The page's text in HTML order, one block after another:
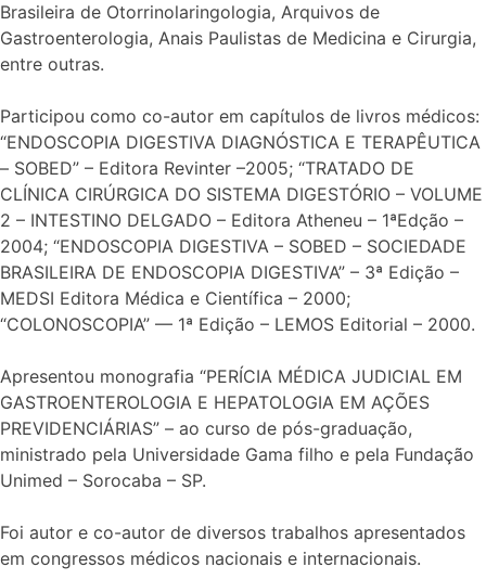
Brasileira de Otorrinolaringologia, Arquivos de
Gastroenterologia, Anais Paulistas de Medicina e Cirurgia,
entre outras.
Participou como co-autor em capítulos de livros médicos:
“ENDOSCOPIA DIGESTIVA DIAGNÓSTICA E TERAPÊUTICA
– SOBED” – Editora Revinter –2005; “TRATADO DE
CLÍNICA CIRÚRGICA DO SISTEMA DIGESTÓRIO – VOLUME
2 – INTESTINO DELGADO – Editora Atheneu – 1ªEdção –
2004; “ENDOSCOPIA DIGESTIVA – SOBED – SOCIEDADE
BRASILEIRA DE ENDOSCOPIA DIGESTIVA” – 3ª Edição –
MEDSI Editora Médica e Científica – 2000;
“COLONOSCOPIA” — 1ª Edição – LEMOS Editorial – 2000.
Apresentou monografia “PERÍCIA MÉDICA JUDICIAL EM
GASTROENTEROLOGIA E HEPATOLOGIA EM AÇÕES
PREVIDENCIÁRIAS” – ao curso de pós-graduação,
ministrado pela Universidade Gama filho e pela Fundação
Unimed – Sorocaba – SP.
Foi autor e co-autor de diversos trabalhos apresentados
em congressos médicos nacionais e internacionais.